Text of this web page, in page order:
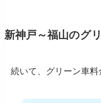
新神戸～福山のグ
続いて、グリーン車料